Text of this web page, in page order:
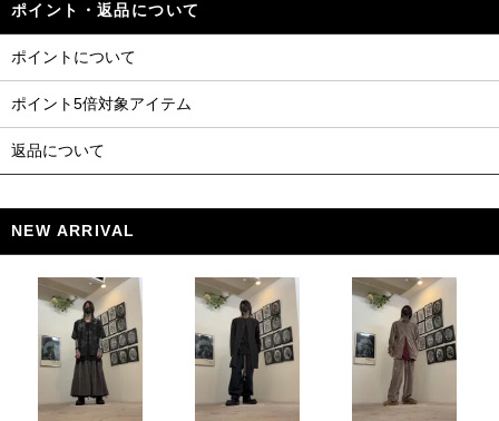
ポイント・返品について
ポイントについて
ポイント5倍対象アイテム
返品について
NEW ARRIVAL